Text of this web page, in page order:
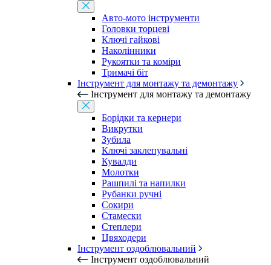
Авто-мото інструменти
Головки торцеві
Ключі гайкові
Наколінники
Рукоятки та коміри
Тримачі біт
Інструмент для монтажу та демонтажу
Інструмент для монтажу та демонтажу
Борідки та кернери
Викрутки
Зубила
Ключі заклепувальні
Кувалди
Молотки
Рашпилі та напилки
Рубанки ручні
Сокири
Стамески
Степлери
Цвяходери
Інструмент оздоблювальний
Інструмент оздоблювальний